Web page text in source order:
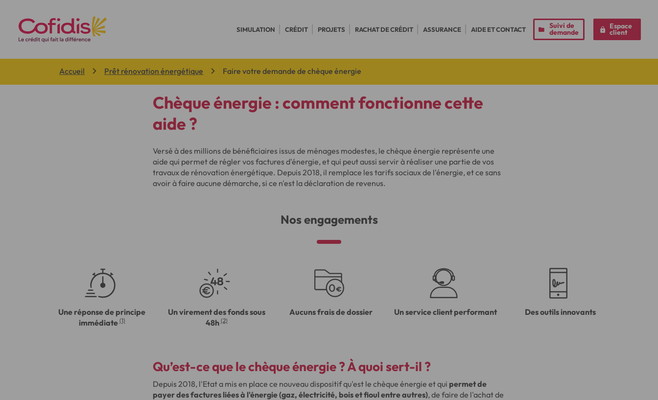
SIMULATION CRÉDIT PROJETS RACHAT DE CRÉDIT ASSURANCE AIDE ET CONTACT Suivi de
demande
Espace
client
Vous êtes ici:
Accueil Prêt rénovation énergétique Faire votre demande de chèque énergie
Chèque énergie : comment fonctionne cette
aide ?
Versé à des millions de bénéficiaires issus de ménages modestes, le chèque énergie représente une
aide qui permet de régler vos factures d'énergie, et qui peut aussi servir à réaliser une partie de vos
travaux de rénovation énergétique. Depuis 2018, il remplace les tarifs sociaux de l'énergie, et ce sans
avoir à faire aucune démarche, si ce n'est la déclaration de revenus.
Nos engagements
Une réponse de principe
immédiate (1)
Un virement des fonds sous
48h (2)
Aucuns frais de dossier Un service client performant Des outils innovants
Qu’est-ce que le chèque énergie ? À quoi sert-il ?
Depuis 2018, l'Etat a mis en place ce nouveau dispositif qu'est le chèque énergie et qui permet de
payer des factures liées à l'énergie (gaz, électricité, bois et fioul entre autres), de faire de l'achat de